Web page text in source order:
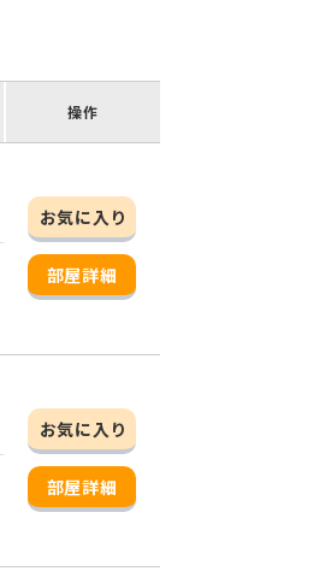
操作
お気に入り
部屋詳細
お気に入り
部屋詳細